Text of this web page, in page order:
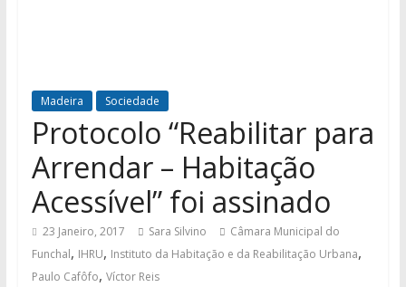
Madeira Sociedade
Protocolo “Reabilitar para
Arrendar – Habitação
Acessível” foi assinado
23 Janeiro, 2017 Sara Silvino
Câmara Municipal do
Funchal, IHRU, Instituto da Habitação e da Reabilitação Urbana,
Paulo Cafôfo, Víctor Reis